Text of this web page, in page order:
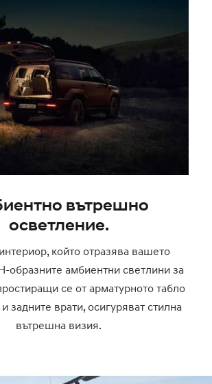
вътрешно
осветление.
който отразява вашето
образните амбиентни светлини за
се от арматурното табло
задните врати, осигуряват стилна
вътрешна визия.